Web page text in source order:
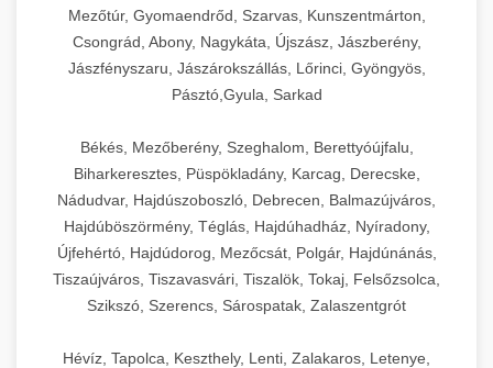
Mezőtúr, Gyomaendrőd, Szarvas, Kunszentmárton,
Csongrád, Abony, Nagykáta, Újszász, Jászberény,
Jászfényszaru, Jászárokszállás, Lőrinci, Gyöngyös,
Pásztó,Gyula, Sarkad
Békés, Mezőberény, Szeghalom, Berettyóújfalu,
Biharkeresztes, Püspökladány, Karcag, Derecske,
Nádudvar, Hajdúszoboszló, Debrecen, Balmazújváros,
Hajdúböszörmény, Téglás, Hajdúhadház, Nyíradony,
Újfehértó, Hajdúdorog, Mezőcsát, Polgár, Hajdúnánás,
Tiszaújváros, Tiszavasvári, Tiszalök, Tokaj, Felsőzsolca,
Szikszó, Szerencs, Sárospatak, Zalaszentgrót
Hévíz, Tapolca, Keszthely, Lenti, Zalakaros, Letenye,